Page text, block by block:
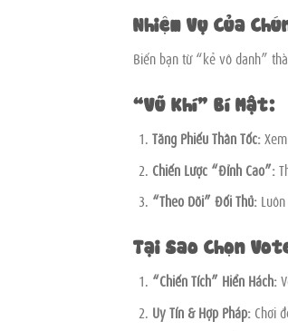
Nhiệm Vụ Của
Biến bạn từ “kẻ vô danh”
“Vũ Khí” Bí Mật:
Tăng Phiếu Thần Tốc:
Chiến Lược “Đỉnh Cao”:
“Theo Dõi” Đối Thủ:Luôn
Tại Sao Chọn
“Chiến Tích” Hiển Hách:
Uy Tín & Hợp Pháp:Chơi